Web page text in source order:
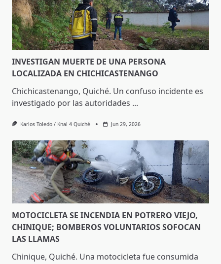
INVESTIGAN MUERTE DE UNA PERSONA
LOCALIZADA EN CHICHICASTENANGO
Chichicastenango, Quiché. Un confuso incidente es
investigado por las autoridades ...
Karlos Toledo / Knal 4 Quiché Jun 29, 2026
MOTOCICLETA SE INCENDIA EN POTRERO VIEJO,
CHINIQUE; BOMBEROS VOLUNTARIOS SOFOCAN
LAS LLAMAS
Chinique, Quiché. Una motocicleta fue consumida